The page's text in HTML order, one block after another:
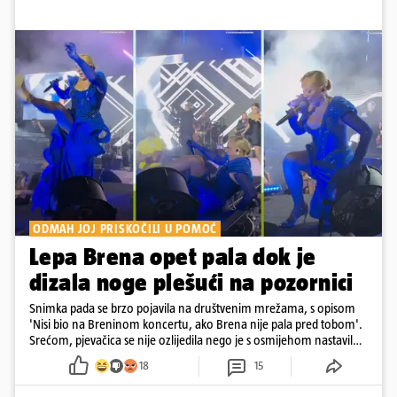
ODMAH JOJ PRISKOČILI U POMOĆ
Lepa Brena opet pala dok je
dizala noge plešući na pozornici
Snimka pada se brzo pojavila na društvenim mrežama, s opisom
'Nisi bio na Breninom koncertu, ako Brena nije pala pred tobom'.
Srećom, pjevačica se nije ozlijedila nego je s osmijehom nastavila
18 15